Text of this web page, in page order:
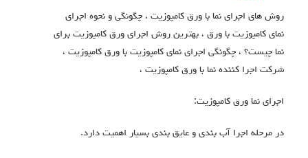
روش های اجرای نما با ورق کامپوزیت ، چگونگی و نحوه اجرای
نمای کامپوزیت با ورق ، بهترین روش اجرای ورق کامپوزیت برای
نما چیست؟ ، چگونگی اجرای نمای کامپوزیت با ورق کامپوزیت ،
شرکت اجرا کننده نما با ورق کامپوزیت ،
اجرای نما ورق کامپوزیت:
در مرحله اجرا آب بندی و عایق بندی بسیار اهمیت دارد.